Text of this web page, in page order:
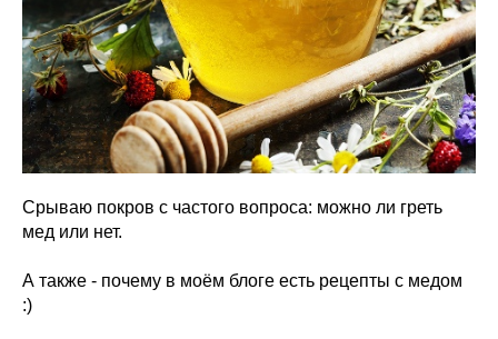
Срываю покров с частого вопроса: можно ли греть
мед или нет.
А также - почему в моём блоге есть рецепты с медом
:)